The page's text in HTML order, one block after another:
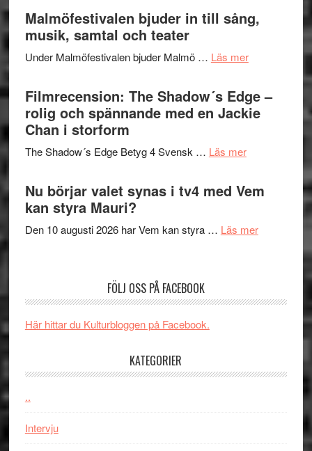
Hannes
Pöntinen
avslutar
Malmöfestivalen bjuder in till sång,
musik, samtal och teater
Under Malmöfestivalen bjuder Malmö … Läs merom
in
till
och
Filmrecension: The Shadow´s Edge –
rolig och spännande med en Jackie
Chan i storform
The Shadow´s Edge Betyg 4 Svensk … Läs merom
Filmrecension:
Shadow
Edge
spännande
Nu börjar valet synas i tv4 med Vem
kan styra Mauri?
Den 10 augusti 2026 har Vem kan styra … Läs merom
kan
FÖLJ OSS PÅ FACEBOOK
Här hittar du Kulturbloggen på Facebook.
KATEGORIER
..
Intervju